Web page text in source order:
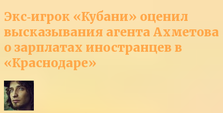
Экс‑игрок «Кубани» оценил
высказывания агента Ахметова
о зарплатах иностранцев в
«Краснодаре»